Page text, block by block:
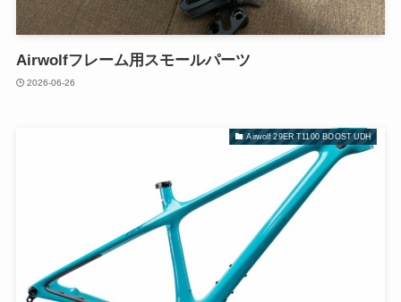
Airwolfフレーム用スモールパーツ
2026-06-26
Airwolf 29ER T1100 BOOST UDH